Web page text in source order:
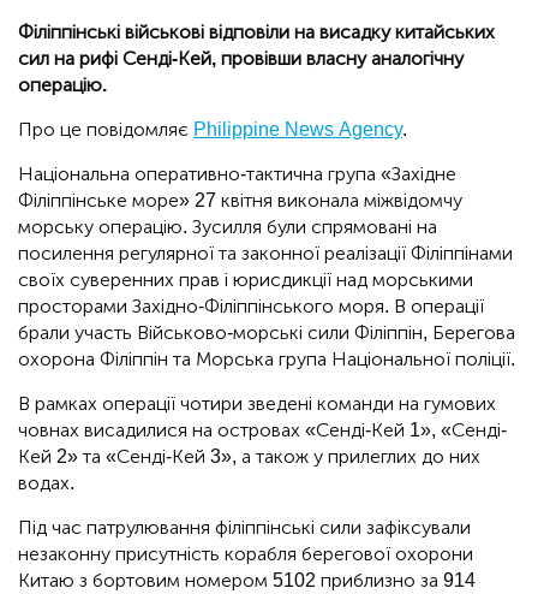
Філіппінські військові відповіли на висадку китайських
сил на рифі Сенді-Кей, провівши власну аналогічну
операцію.
Про це повідомляє Philippine News Agency.
Національна оперативно-тактична група «Західне
Філіппінське море» 27 квітня виконала міжвідомчу
морську операцію. Зусилля були спрямовані на
посилення регулярної та законної реалізації Філіппінами
своїх суверенних прав і юрисдикції над морськими
просторами Західно-Філіппінського моря. В операції
брали участь Військово-морські сили Філіппін, Берегова
охорона Філіппін та Морська група Національної поліції.
В рамках операції чотири зведені команди на гумових
човнах висадилися на островах «Сенді-Кей 1», «Сенді-
Кей 2» та «Сенді-Кей 3», а також у прилеглих до них
водах.
Під час патрулювання філіппінські сили зафіксували
незаконну присутність корабля берегової охорони
Китаю з бортовим номером 5102 приблизно за 914